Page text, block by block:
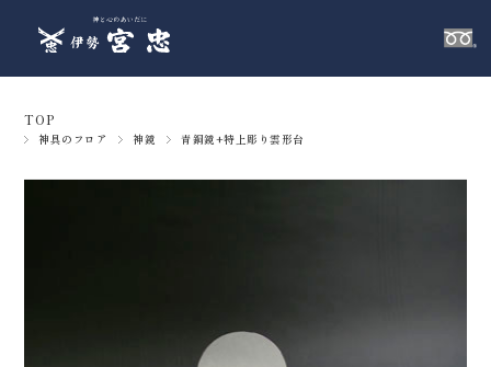
TOP
神具のフロア 神鏡 青銅鏡+特上彫り雲形台